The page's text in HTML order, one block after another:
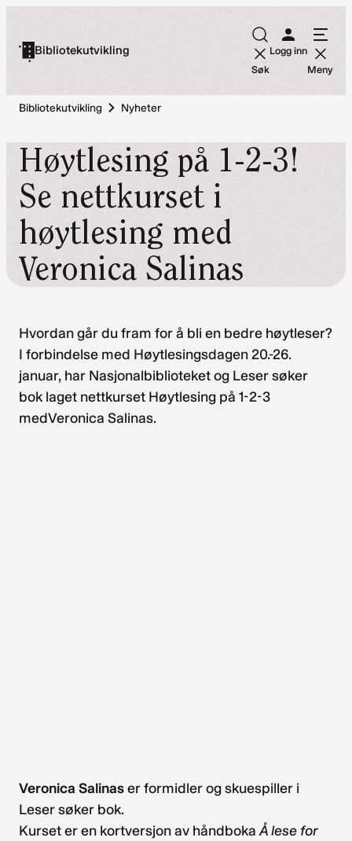
innholdBibliotekutvikling
Søk
Logg inn
Meny
Bibliotekutvikling Nyheter
Høytlesing på 1-2-3!
Se nettkurset i
høytlesing med
Veronica Salinas
Hvordan går du fram for å bli en bedre høytleser?
I forbindelse med Høytlesingsdagen 20.-26.
januar, har Nasjonalbiblioteket og Leser søker
bok laget nettkurset Høytlesing på 1-2-3
medVeronica Salinas.
Veronica Salinaser formidler og skuespiller i
Leser søker bok.
Kurset er en kortversjon av håndbokaÅ lese for